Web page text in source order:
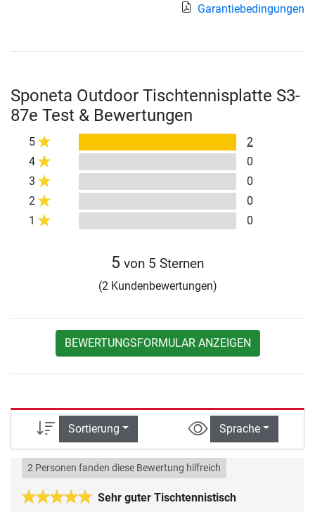
Garantiebedingungen
Sponeta Outdoor Tischtennisplatte S3-
87e Test & Bewertungen
5
2
4
0
3
0
2
0
1
0
5 von 5 Sternen
(2 Kundenbewertungen)
BEWERTUNGSFORMULAR ANZEIGEN
Sortierung Sprache
Sehr guter Tischtennistisch
2 Personen fanden diese Bewertung hilfreich